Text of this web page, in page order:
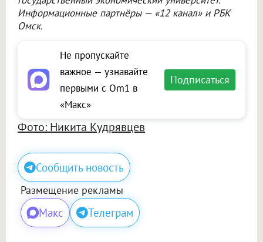
Информационные партнёры — «12 канал» и РБК
Омск.
Не пропускайте
важное — узнавайте
первыми с Om1 в
«Макс»
Подписаться
Фото: Никита Кудрявцев
Сообщить новость
Размещение рекламы
Макс Телеграм